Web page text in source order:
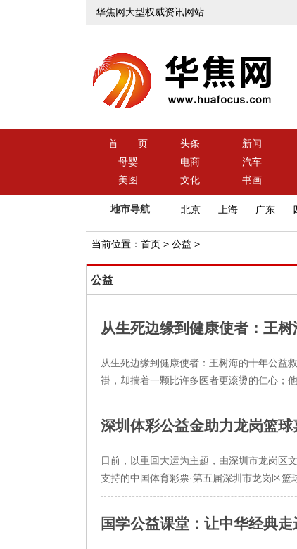
华焦网大型权威资讯网站
首 页 头条 新闻
母婴
电商 汽车
美图
文化 书画
地市导航 北京 上海 广东
当前位置： 首页 > 公益 >
公益
从生死边缘到健康使者：王
从生死边缘到健康使者：王树海的十年公益
褂，却揣着一颗比许多医者更滚烫的仁心；
深圳体彩公益金助力龙岗篮
日前，以重回大运为主题，由深圳市龙岗区
支持的中国体育彩票·第五届深圳市龙岗区篮
国学公益课堂：让中华经典